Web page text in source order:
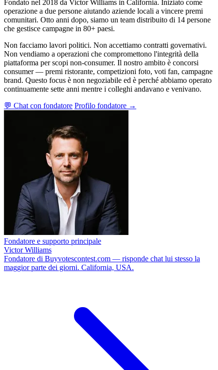
Fondato nel 2018 da Victor Williams in California. Iniziato come
operazione a due persone aiutando aziende locali a vincere premi
comunitari. Otto anni dopo, siamo un team distribuito di 14 persone
che gestisce campagne in 80+ paesi.
Non facciamo lavori politici. Non accettiamo contratti governativi.
Non vendiamo a operazioni che compromettono l'integrità della
piattaforma per scopi non-consumer. Il nostro ambito è concorsi
consumer — premi ristorante, competizioni foto, voti fan, campagne
brand. Questo focus è non negoziabile ed è perché abbiamo operato
continuamente sette anni mentre i colleghi andavano e venivano.
💬 Chat con fondatore Profilo fondatore →
Fondatore e supporto principale
Victor Williams
Fondatore di Buyvotescontest.com — risponde chat lui stesso la
maggior parte dei giorni. California, USA.